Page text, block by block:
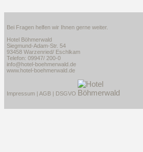
Bei Fragen helfen wir Ihnen gerne weiter.
Hotel Böhmerwald
Siegmund-Adam-Str. 54
93458 Warzenried/ Eschlkam
Telefon: 09947/ 200-0
info@hotel-boehmerwald.de
www.hotel-boehmerwald.de
Impressum | AGB | DSGVO